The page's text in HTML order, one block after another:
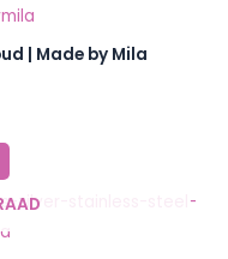
| Made by Mila